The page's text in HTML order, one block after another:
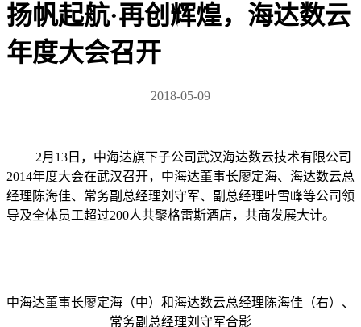
扬帆起航·再创辉煌，海达数云
年度大会召开
2018-05-09
2月13日，中海达旗下子公司武汉海达数云技术有限公司
2014年度大会在武汉召开，中海达董事长廖定海、海达数云总
经理陈海佳、常务副总经理刘守军、副总经理叶雪峰等公司领
导及全体员工超过200人共聚格雷斯酒店，共商发展大计。
中海达董事长廖定海（中）和海达数云总经理陈海佳（右）、
常务副总经理刘守军合影